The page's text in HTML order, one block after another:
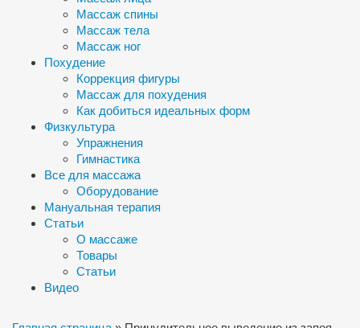
Массаж спины
Массаж тела
Массаж ног
Похудение
Коррекция фигуры
Массаж для похудения
Как добиться идеальных форм
Физкультура
Упражнения
Гимнастика
Все для массажа
Оборудование
Мануальная терапия
Статьи
О массаже
Товары
Статьи
Видео